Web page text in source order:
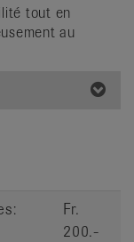
tout en
au
Fr.
200.-